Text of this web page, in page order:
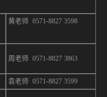
黄老师 0571-8827 3598
周 老师 0571-8827 3863
袁老师 0571-8827 3599